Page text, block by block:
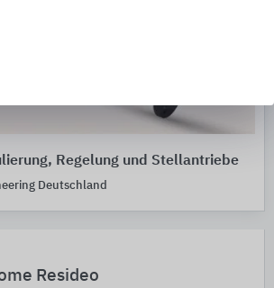
Resideo
Regelung und Stellantriebe
Deutschland